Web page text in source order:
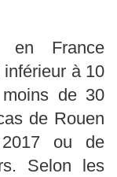
en France
à 10
de 30
de Rouen
ou de
Selon les